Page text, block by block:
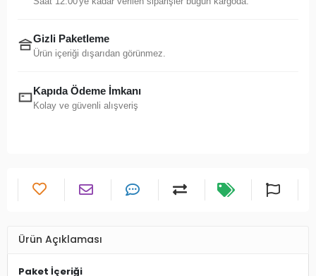
Gizli Paketleme
Ürün içeriği dışarıdan görünmez.
Kapıda Ödeme İmkanı
Kolay ve güvenli alışveriş
Ürün Açıklaması
Paket İçeriği